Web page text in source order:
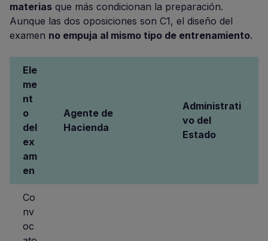
materias que más condicionan la preparación.
Aunque las dos oposiciones son C1, el diseño del
examen no empuja al mismo tipo de entrenamiento.
Ele
me
nt
o
del
ex
am
en
Agente de
Hacienda
Administrati
vo del
Estado
Co
nv
oc